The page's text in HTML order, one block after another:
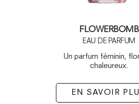
FLOWERBOMB
EAU DE PARFUM
Un parfum féminin,
chaleureux.
EN SAVOIR